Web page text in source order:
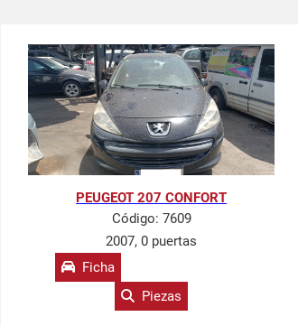
PEUGEOT 207 CONFORT
Código: 7609
2007, 0 puertas
Ficha
Piezas